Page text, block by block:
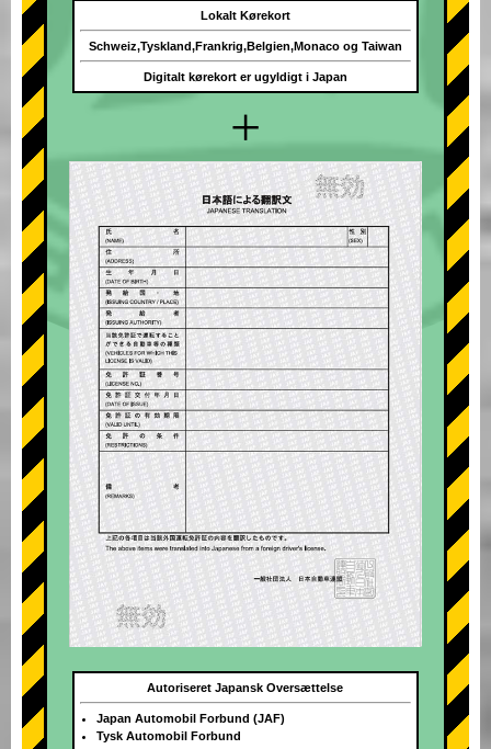
+
Lokalt Kørekort
Schweiz,Tyskland,Frankrig,Belgien,Monaco og Taiwan
Digitalt kørekort er ugyldigt i Japan
Autoriseret Japansk Oversættelse
Japan Automobil Forbund (JAF)
Tysk Automobil Forbund